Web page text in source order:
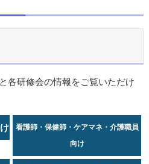
各研修会の情報をご覧いただけ
看護師・保健師・ケアマネ・介護職員
向け